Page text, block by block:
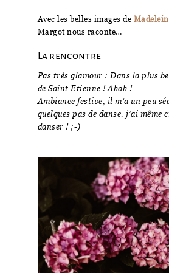
Avec les belles images de
Margot nous raconte…
La rencontre
Pas très glamour : Dans la plus
de Saint Etienne ! Ahah !
Ambiance festive, il m’a un peu
quelques pas de danse. j’ai même
danser ! ;-)